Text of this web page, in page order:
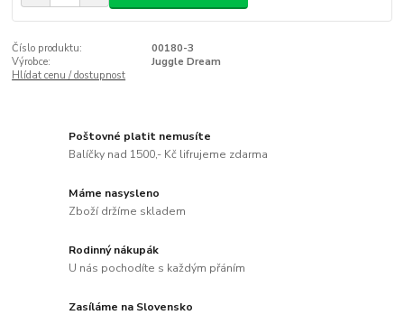
Číslo produktu:
00180-3
Výrobce:
Juggle Dream
Hlídat cenu / dostupnost
Poštovné platit nemusíte
Balíčky nad 1500,- Kč lifrujeme zdarma
Máme nasysleno
Zboží držíme skladem
Rodinný nákupák
U nás pochodíte s každým přáním
Zasíláme na Slovensko